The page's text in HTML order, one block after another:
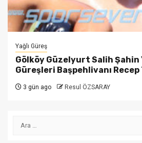
Yağlı Güreş
Gölköy Güzelyurt Salih Şahin
Güreşleri Başpehlivanı Recep
3 gün ago Resul ÖZSARAY
Arama: